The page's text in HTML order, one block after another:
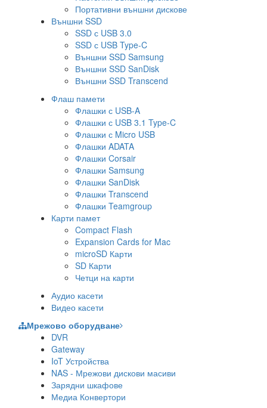
Портативни външни дискове
Външни SSD
SSD с USB 3.0
SSD с USB Type-C
Външни SSD Samsung
Външни SSD SanDisk
Външни SSD Transcend
Флаш памети
Флашки с USB-A
Флашки с USB 3.1 Type-C
Флашки с Micro USB
Флашки ADATA
Флашки Corsair
Флашки Samsung
Флашки SanDisk
Флашки Transcend
Флашки Teamgroup
Карти памет
Compact Flash
Expansion Cards for Mac
microSD Карти
SD Карти
Четци на карти
Аудио касети
Видео касети
Мрежово оборудване
DVR
Gateway
IoT Устройства
NAS - Мрежови дискови масиви
Зарядни шкафове
Медиа Конвертори